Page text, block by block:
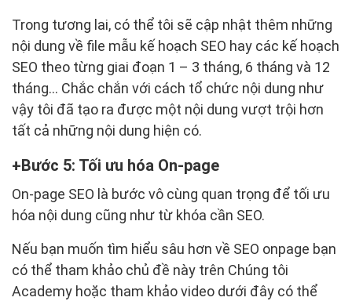
Trong tương lai, có thể tôi sẽ cập nhật thêm những
nội dung về file mẫu kế hoạch SEO hay các kế hoạch
SEO theo từng giai đoạn 1 – 3 tháng, 6 tháng và 12
tháng… Chắc chắn với cách tổ chức nội dung như
vậy tôi đã tạo ra được một nội dung vượt trội hơn
tất cả những nội dung hiện có.
Bước 5: Tối ưu hóa On-page
On-page SEO là bước vô cùng quan trọng để tối ưu
hóa nội dung cũng như từ khóa cần SEO.
Nếu bạn muốn tìm hiểu sâu hơn về SEO onpage bạn
có thể tham khảo chủ đề này trên Chúng tôi
Academy hoặc tham khảo video dưới đây có thể